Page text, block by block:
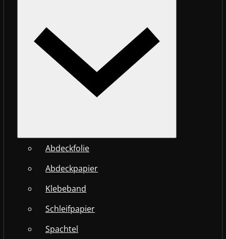
Abdeckfolie
Abdeckpapier
Klebeband
Schleifpapier
Spachtel